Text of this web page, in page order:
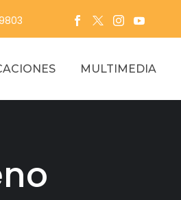
MULTIMEDIA